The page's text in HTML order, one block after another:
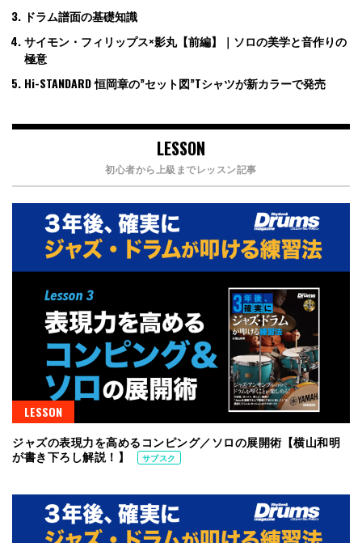
ドラム譜面の基礎知識
サイモン・フィリップス×影丸【前編】｜ソロの美学と音作りの
極意
Hi-STANDARD 恒岡章の”セット図”Tシャツが新カラーで発売
LESSON
初心者から上級までレッスン記事
LESSON
ジャズの表現力を高めるコンピング／ソロの展開術【横山和明
が書き下ろし解説！】
サブスク